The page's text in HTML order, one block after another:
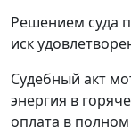
Решением суда
иск
Судебный акт
энергия в
оплата в